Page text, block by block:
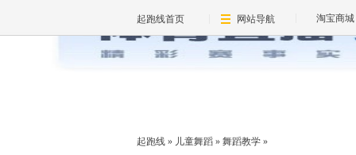
起跑线首页 网站导航 淘宝商城
起跑线 » 儿童舞蹈 » 舞蹈教学 »